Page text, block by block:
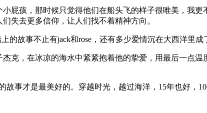
屁孩，那时候只觉得他们在船头飞的样子很唯美，我更
失去更多信仰，让人们找不着精神方向。
的故事不止有jack和rose ，还有多少爱情沉在大西洋里成
克，在冰凉的海水中紧紧抱着他的挚爱，用最后一点
事才是最美好的。穿越时光，越过海洋， 15年也好，